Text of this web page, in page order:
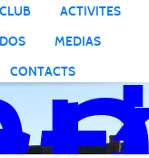
ACTIVITES
MEDIAS
CONTACTS